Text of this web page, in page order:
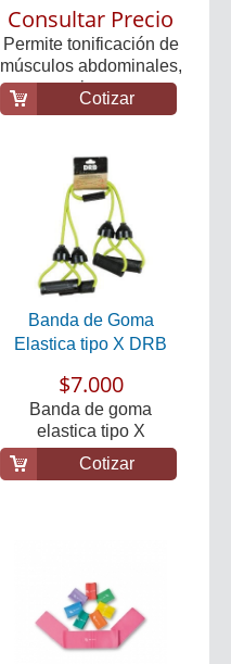
Consultar Precio
Permite tonificación de
músculos abdominales,
superiores e...
Cotizar
Banda de Goma
Elastica tipo X DRB
$7.000
Banda de goma
elastica tipo X
Cotizar